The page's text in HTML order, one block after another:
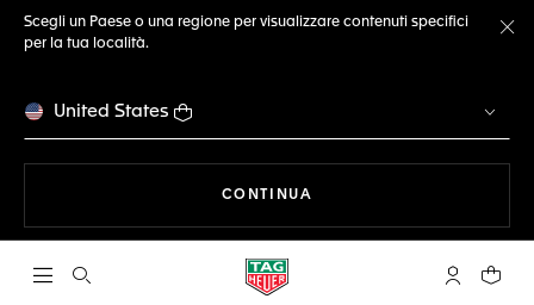
Scegli un Paese o una regione per visualizzare contenuti specifici
per la tua località.
United States
CONTINUA
Apri la ricerca L'account
Il tuo